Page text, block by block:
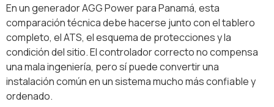
En un generador AGG Power para Panamá, esta
comparación técnica debe hacerse junto con el tablero
completo, el ATS, el esquema de protecciones y la
condición del sitio. El controlador correcto no compensa
una mala ingeniería, pero sí puede convertir una
instalación común en un sistema mucho más confiable y
ordenado.